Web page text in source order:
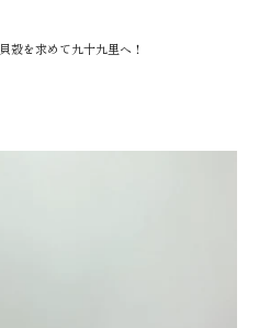
殻を求めて九十九里へ！